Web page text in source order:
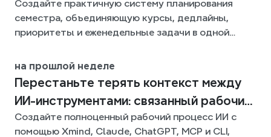
Создайте практичную систему планирования
семестра, объединяющую курсы, дедлайны,
приоритеты и еженедельные задачи в одной
на прошлой неделе
Перестаньте терять контекст между
ИИ-инструментами: связанный рабочий
процесс с Xmind
Создайте полноценный рабочий процесс ИИ с
помощью Xmind, Claude, ChatGPT, MCP и CLI,